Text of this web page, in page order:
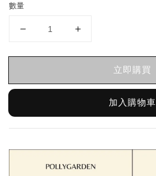
數量
立即購買
加入購物車